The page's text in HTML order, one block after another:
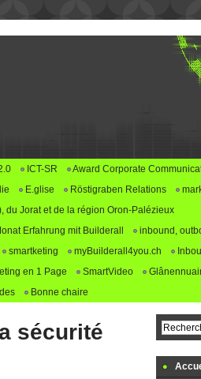
ICT-SR Award Corporate
E.glise Röstigraben Relations
du Jorat et de la région Oron-Palézieux
Erfahrung mit Builderall inbound,
smartketing myBuilderall4you.ch
en 1 Page SmartVideo
Bonne chaire
sécurité